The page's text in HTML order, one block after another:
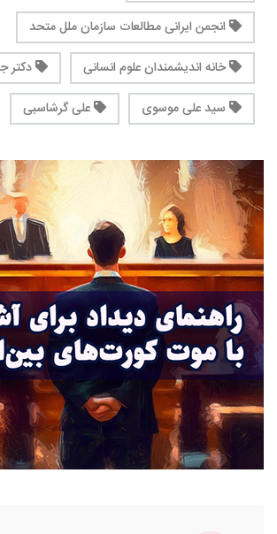
انجمن ایرانی مطالعات سازمان ملل متحد
خانه اندیشمندان علوم انسانی
دکتر
سید علی موسوی
علی گرشاسبی